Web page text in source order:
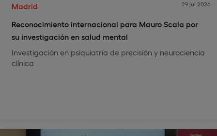
Madrid
Reconocimiento internacional para Mauro Scala por
su investigación en salud mental
29 jul 2026
Investigación en psiquiatría de precisión y neurociencia
clínica